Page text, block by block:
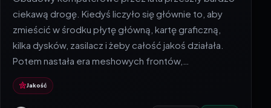
ciekawą drogę. Kiedyś liczyło się głównie to, aby
zmieścić w środku płytę główną, kartę graficzną,
kilka dysków, zasilacz i żeby całość jakoś działała.
Potem nastała era meshowych frontów,…
Jakość